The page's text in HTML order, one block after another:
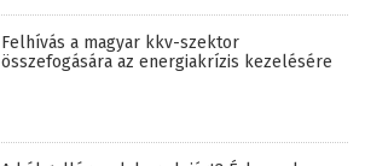
Felhívás a magyar kkv-szektor
összefogására az energiakrízis kezelésére